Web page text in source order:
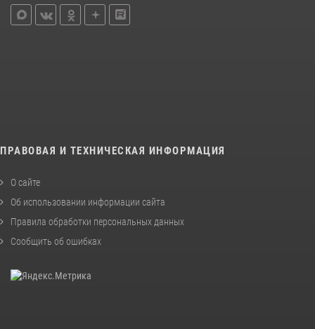
ПРАВОВАЯ И ТЕХНИЧЕСКАЯ ИНФОРМАЦИЯ
О сайте
Об использовании информации сайта
Правила обработки персональных данных
Сообщить об ошибках